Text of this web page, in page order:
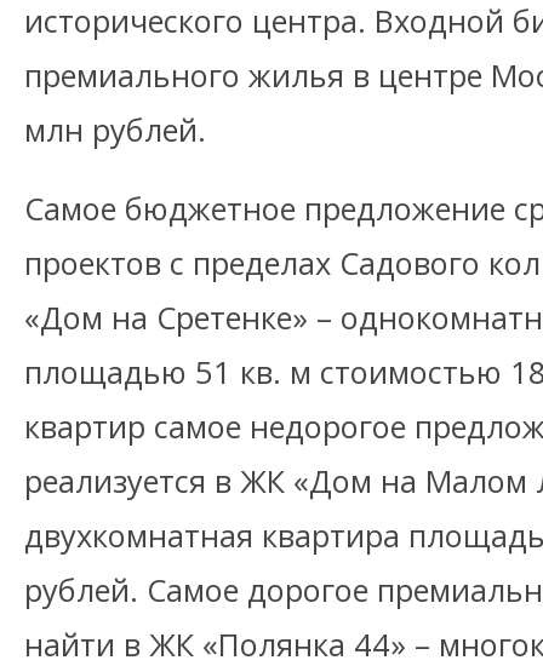
исторического центра. Входной
премиального жилья в центре
млн рублей.
Самое бюджетное предложение
проектов с пределах Садового
«Дом на Сретенке» –
площадью 51 кв. м стоимостью
квартир самое недорогое
реализуется в ЖК «Дом на Малом
двухкомнатная квартира
рублей. Самое дорогое
найти в ЖК «Полянка 44» –